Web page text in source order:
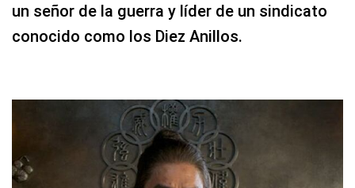
un señor de la guerra y líder de un sindicato
conocido como los Diez Anillos.